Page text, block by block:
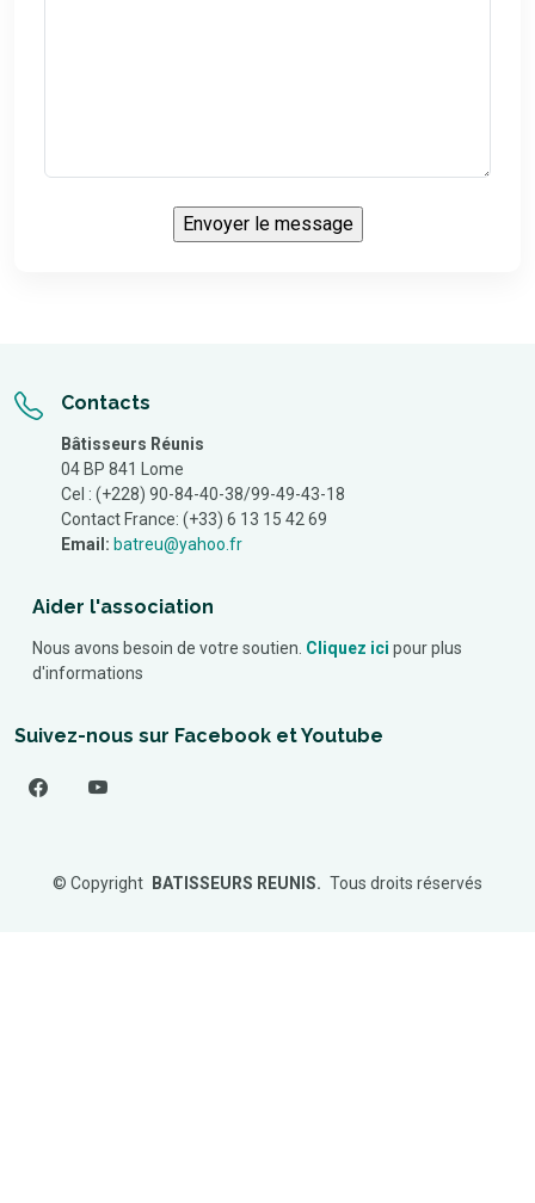
Contacts
Bâtisseurs Réunis
04 BP 841 Lome
Cel : (+228) 90-84-40-38/99-49-43-18
Contact France: (+33) 6 13 15 42 69
Email: batreu@yahoo.fr
Aider l'association
Nous avons besoin de votre soutien. Cliquez ici pour plus
d'informations
Suivez-nous sur Facebook et Youtube
© Copyright BATISSEURS REUNIS. Tous droits réservés